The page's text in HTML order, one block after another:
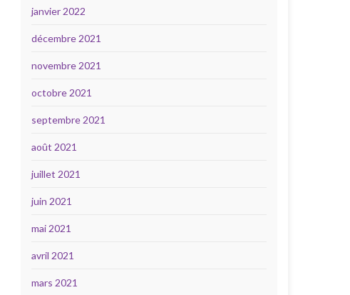
janvier 2022
décembre 2021
novembre 2021
octobre 2021
septembre 2021
août 2021
juillet 2021
juin 2021
mai 2021
avril 2021
mars 2021